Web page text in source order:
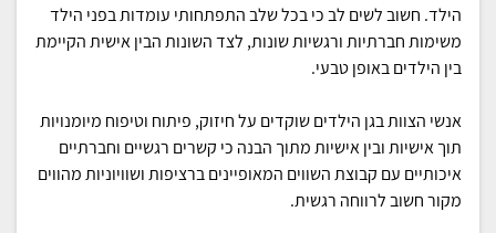
הילד. חשוב לשים לב כי בכל שלב התפתחותי עומדות בפני הילד
משימות חברתיות ורגשיות שונות, לצד השונות הבין אישית הקיימת
בין הילדים באופן טבעי.
אנשי הצוות בגן הילדים שוקדים על חיזוק, פיתוח וטיפוח מיומנויות
תוך אישיות ובין אישיות מתוך הבנה כי קשרים רגשיים וחברתיים
איכותיים עם קבוצת השווים המאופיינים ברציפות ושוויוניות מהווים
מקור חשוב לרווחה רגשית.